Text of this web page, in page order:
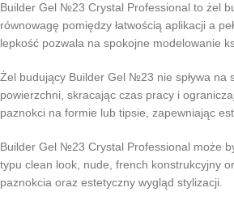
Builder Gel №23 Crystal Professional to żel
równowagę pomiędzy łatwością aplikacji a
lepkość pozwala na spokojne modelowanie
Żel budujący Builder Gel №23 nie spływa na
powierzchni, skracając czas pracy i
paznokci na formie lub tipsie, zapewniając
Builder Gel №23 Crystal Professional może
typu clean look, nude, french konstrukcyjny
paznokcia oraz estetyczny wygląd stylizacji.